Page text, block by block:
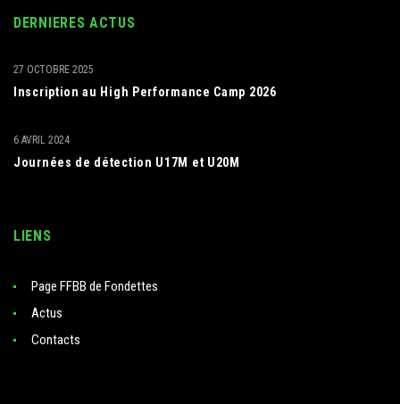
DERNIERES ACTUS
Inscription au High Performance Camp 2026
27 OCTOBRE 2025
Journées de détection U17M et U20M
6 AVRIL 2024
LIENS
Page FFBB de Fondettes
Actus
Contacts